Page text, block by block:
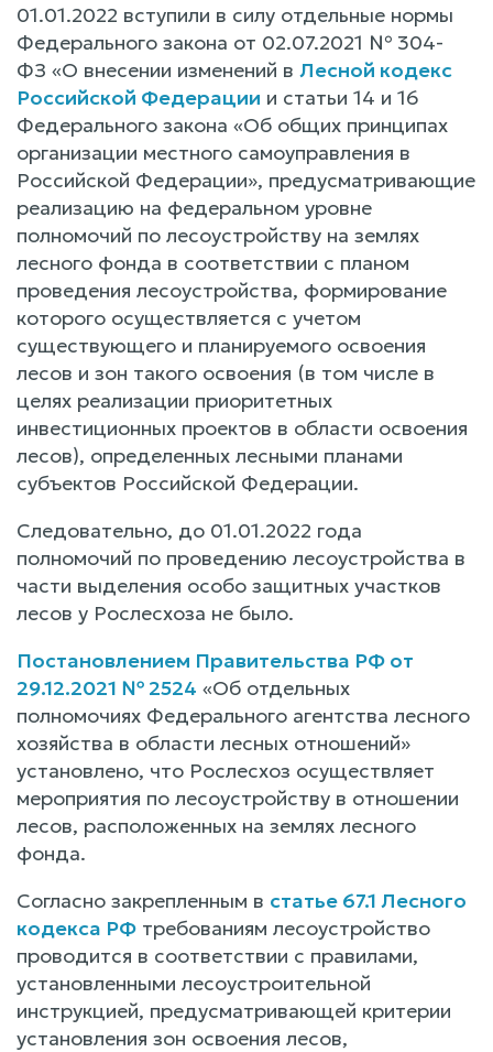
01.01.2022 вступили в силу отдельные нормы
Федерального закона от 02.07.2021 № 304-
ФЗ «О внесении изменений в Лесной кодекс
Российской Федерации и статьи 14 и 16
Федерального закона «Об общих принципах
организации местного самоуправления в
Российской Федерации», предусматривающие
реализацию на федеральном уровне
полномочий по лесоустройству на землях
лесного фонда в соответствии с планом
проведения лесоустройства, формирование
которого осуществляется с учетом
существующего и планируемого освоения
лесов и зон такого освоения (в том числе в
целях реализации приоритетных
инвестиционных проектов в области освоения
лесов), определенных лесными планами
субъектов Российской Федерации.
Следовательно, до 01.01.2022 года
полномочий по проведению лесоустройства в
части выделения особо защитных участков
лесов у Рослесхоза не было.
Постановлением Правительства РФ от
29.12.2021 № 2524 «Об отдельных
полномочиях Федерального агентства лесного
хозяйства в области лесных отношений»
установлено, что Рослесхоз осуществляет
мероприятия по лесоустройству в отношении
лесов, расположенных на землях лесного
фонда.
Согласно закрепленным в статье 67.1 Лесного
кодекса РФ требованиям лесоустройство
проводится в соответствии с правилами,
установленными лесоустроительной
инструкцией, предусматривающей критерии
установления зон освоения лесов,